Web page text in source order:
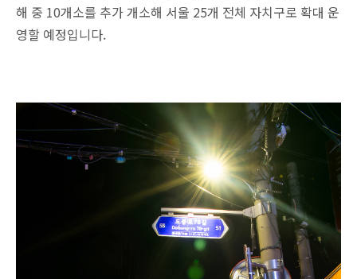
해 중 10개소를 추가 개소해 서울 25개 전체 자치구로 확대 운
영할 예정입니다.